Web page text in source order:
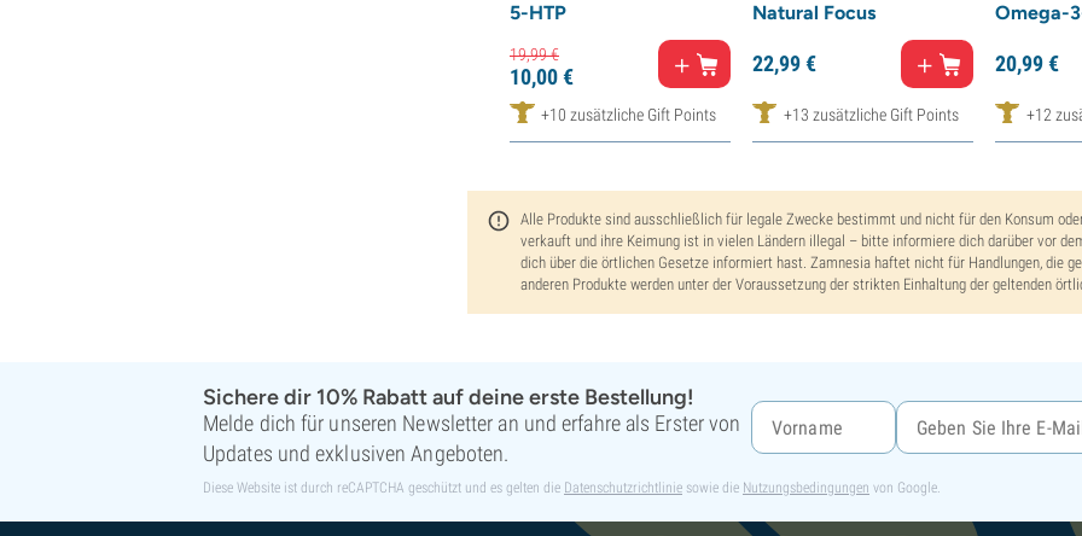
5-HTP
19,99€
10,00€
+10 zusätzliche Gift Points
Natural Focus
22,99€
+13 zusätzliche Gift Points
Omega-
20,99€
+12
Alle Produkte sind ausschließlich für legale Zwecke bestimmt und nicht für den Konsum
verkauft und ihre Keimung ist in vielen Ländern illegal – bitte informiere dich darüber vor
dich über die örtlichen Gesetze informiert hast. Zamnesia haftet nicht für Handlungen, die
anderen Produkte werden unter der Voraussetzung der strikten Einhaltung der geltenden
Sichere dir 10% Rabatt auf deine erste Bestellung!
Melde dich für unseren Newsletter an und erfahre als Erster von
Updates und exklusiven Angeboten.
Diese Website ist durch reCAPTCHA geschützt und es gelten die Datenschutzrichtlinie sowie die Nutzungsbedingungen von Google.